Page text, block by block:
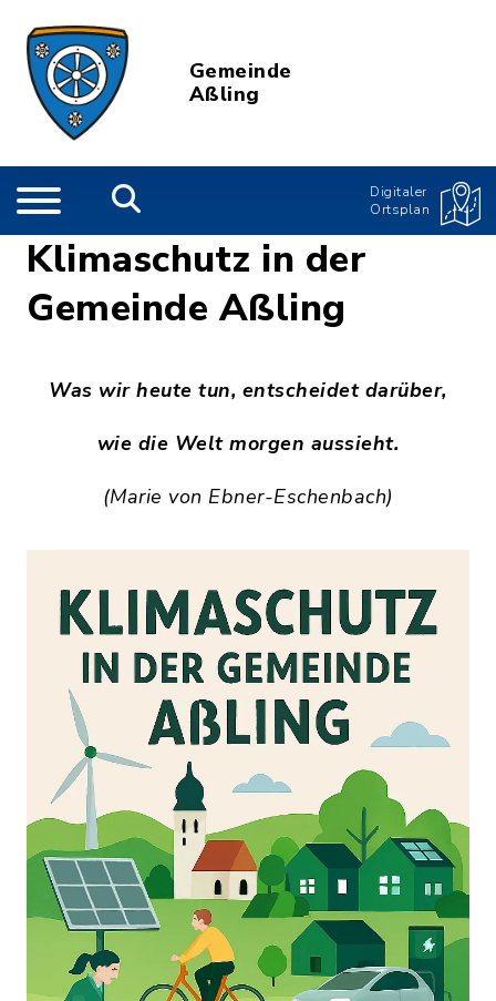
Gemeinde
Aßling
Digitaler
Ortsplan
Klimaschutz in der
Gemeinde Aßling
Was wir heute tun, entscheidet darüber,
wie die Welt morgen aussieht.
(Marie von Ebner-Eschenbach)